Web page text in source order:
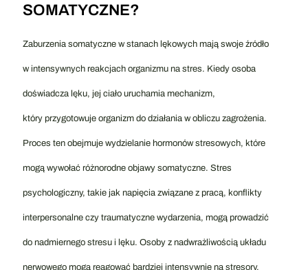
SOMATYCZNE?
Zaburzenia somatyczne w stanach lękowych mają swoje źródło
w intensywnych reakcjach organizmu na stres. Kiedy osoba
doświadcza lęku, jej ciało uruchamia mechanizm,
który przygotowuje organizm do działania w obliczu zagrożenia.
Proces ten obejmuje wydzielanie hormonów stresowych, które
mogą wywołać różnorodne objawy somatyczne. Stres
psychologiczny, takie jak napięcia związane z pracą, konflikty
interpersonalne czy traumatyczne wydarzenia, mogą prowadzić
do nadmiernego stresu i lęku. Osoby z nadwrażliwością układu
nerwowego mogą reagować bardziej intensywnie na stresory,